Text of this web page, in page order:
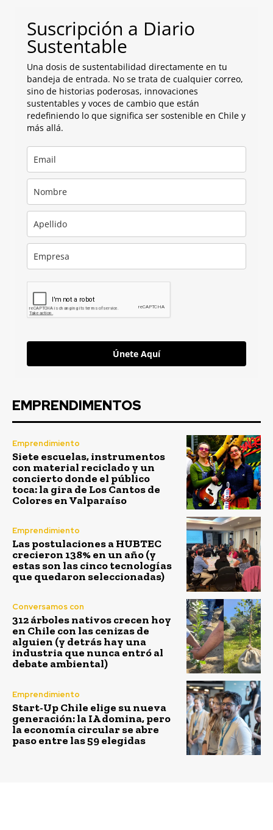
Suscripción a Diario
Sustentable
Una dosis de sustentabilidad directamente en tu
bandeja de entrada. No se trata de cualquier correo,
sino de historias poderosas, innovaciones
sustentables y voces de cambio que están
redefiniendo lo que significa ser sostenible en Chile y
más allá.
Únete Aquí
EMPRENDIMENTOS
Emprendimiento
Siete escuelas, instrumentos
con material reciclado y un
concierto donde el público
toca: la gira de Los Cantos de
Colores en Valparaíso
Emprendimiento
Las postulaciones a HUBTEC
crecieron 138% en un año (y
estas son las cinco tecnologías
que quedaron seleccionadas)
Conversamos con
312 árboles nativos crecen hoy
en Chile con las cenizas de
alguien (y detrás hay una
industria que nunca entró al
debate ambiental)
Emprendimiento
Start-Up Chile elige su nueva
generación: la IA domina, pero
la economía circular se abre
paso entre las 59 elegidas